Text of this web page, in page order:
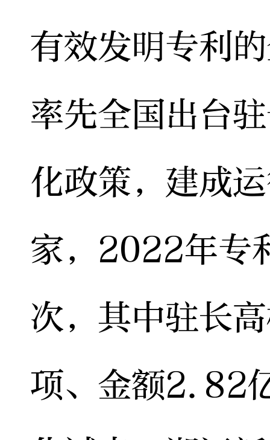
有效发明专利
率先全国出台
化政策，建成
家，2022年专
次，其中驻长
项、金额2.82